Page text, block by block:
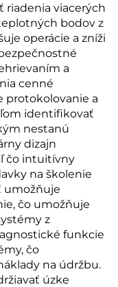
riadenia viacerých
bodov z
operácie a zníži
a
cenné
protokolovanie a
identifikovať
nestanú
dizajn
čo intuitívny
na školenie
umožňuje
čo umožňuje
z
funkcie
čo
na údržbu.
úzke